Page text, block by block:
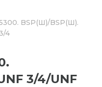
BSP(Ш)/BSP(Ш).
4
3/4/UNF